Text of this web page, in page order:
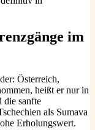
im
Österreich,
heißt er nur in
die sanfte
als Sumava
Erholungswert.